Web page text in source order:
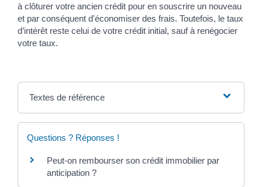
à clôturer votre ancien crédit pour en souscrire un nouveau
et par conséquent d'économiser des frais. Toutefois, le taux
d’intérêt reste celui de votre crédit initial, sauf à renégocier
votre taux.
Textes de référence
Questions ? Réponses !
Peut-on rembourser son crédit immobilier par
anticipation ?